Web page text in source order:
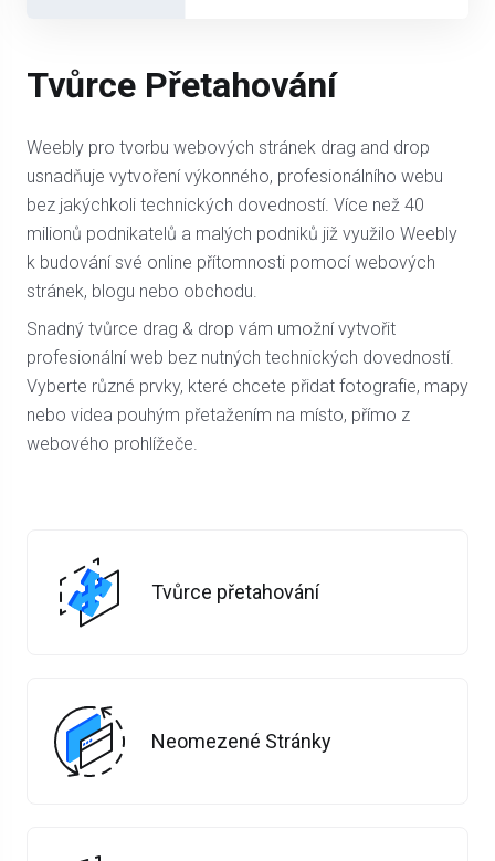
Tvůrce Přetahování
Weebly pro tvorbu webových stránek drag and drop
usnadňuje vytvoření výkonného, profesionálního webu
bez jakýchkoli technických dovedností. Více než 40
milionů podnikatelů a malých podniků již využilo Weebly
k budování své online přítomnosti pomocí webových
stránek, blogu nebo obchodu.
Snadný tvůrce drag & drop vám umožní vytvořit
profesionální web bez nutných technických dovedností.
Vyberte různé prvky, které chcete přidat fotografie, mapy
nebo videa pouhým přetažením na místo, přímo z
webového prohlížeče.
Tvůrce přetahování
Neomezené Stránky